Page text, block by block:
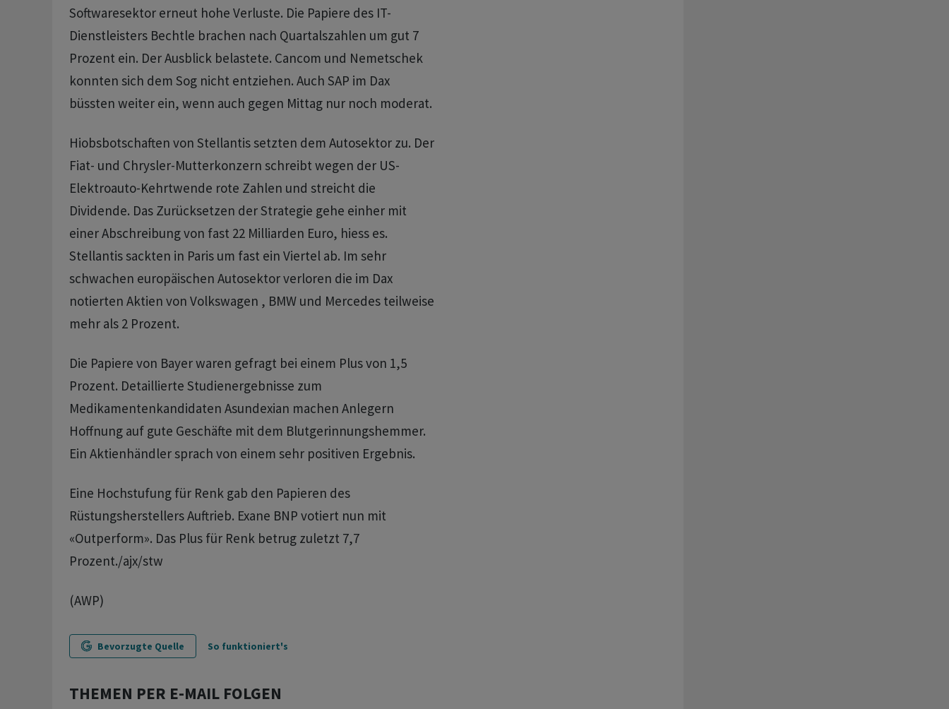
Softwaresektor erneut hohe Verluste. Die Papiere des IT-
Dienstleisters Bechtle brachen nach Quartalszahlen um gut 7
Prozent ein. Der Ausblick belastete. Cancom und Nemetschek
konnten sich dem Sog nicht entziehen. Auch SAP im Dax
büssten weiter ein, wenn auch gegen Mittag nur noch moderat.
Hiobsbotschaften von Stellantis setzten dem Autosektor zu. Der
Fiat- und Chrysler-Mutterkonzern schreibt wegen der US-
Elektroauto-Kehrtwende rote Zahlen und streicht die
Dividende. Das Zurücksetzen der Strategie gehe einher mit
einer Abschreibung von fast 22 Milliarden Euro, hiess es.
Stellantis sackten in Paris um fast ein Viertel ab. Im sehr
schwachen europäischen Autosektor verloren die im Dax
notierten Aktien von Volkswagen , BMW und Mercedes teilweise
mehr als 2 Prozent.
Die Papiere von Bayer waren gefragt bei einem Plus von 1,5
Prozent. Detaillierte Studienergebnisse zum
Medikamentenkandidaten Asundexian machen Anlegern
Hoffnung auf gute Geschäfte mit dem Blutgerinnungshemmer.
Ein Aktienhändler sprach von einem sehr positiven Ergebnis.
Eine Hochstufung für Renk gab den Papieren des
Rüstungsherstellers Auftrieb. Exane BNP votiert nun mit
«Outperform». Das Plus für Renk betrug zuletzt 7,7
Prozent./ajx/stw
(AWP)
Bevorzugte Quelle So funktioniert's
THEMEN PER E-MAIL FOLGEN